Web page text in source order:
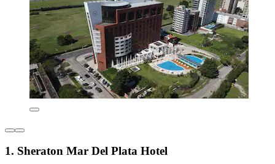
1. Sheraton Mar Del Plata Hotel